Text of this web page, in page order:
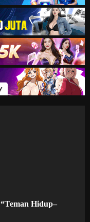
“Teman Hidup–